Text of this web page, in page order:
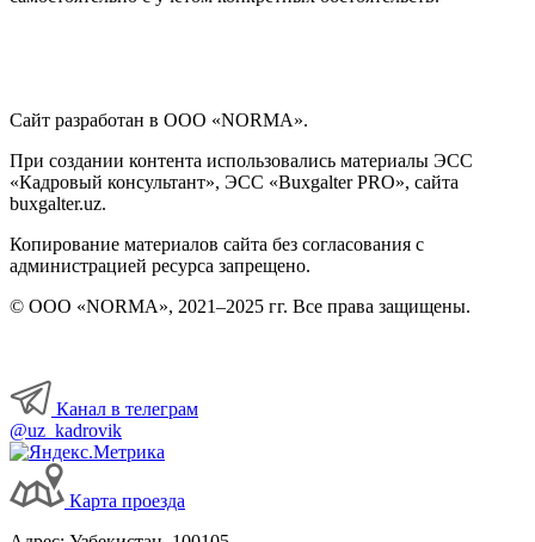
Сайт разработан в ООО «NORMA».
При создании контента использовались материалы ЭСС
«Кадровый консультант», ЭСС «Buxgalter PRO», сайта
buxgalter.uz.
Копирование материалов сайта без согласования с
администрацией ресурса запрещено.
© ООО «NORMA», 2021–2025 гг. Все права защищены.
Канал в телеграм
@uz_kadrovik
Карта проезда